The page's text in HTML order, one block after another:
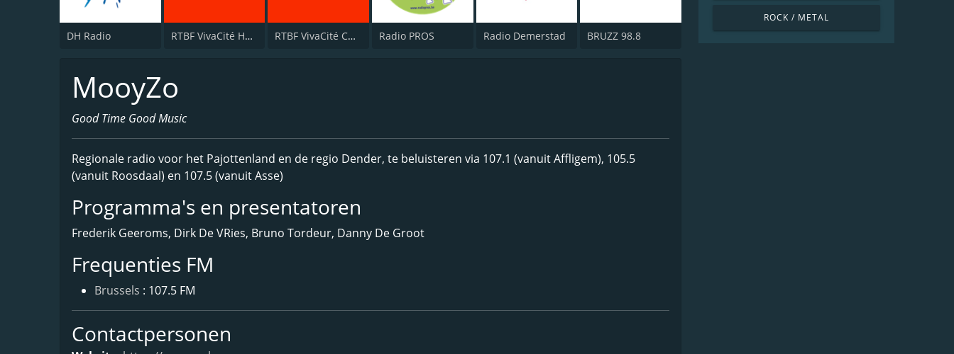
DH Radio RTBF VivaCité Hainaut RTBF VivaCité Charleroi Radio PROS Radio Demerstad BRUZZ 98.8
MooyZo
Good Time Good Music
Regionale radio voor het Pajottenland en de regio Dender, te beluisteren via 107.1 (vanuit Affligem), 105.5
(vanuit Roosdaal) en 107.5 (vanuit Asse)
Programma's en presentatoren
Frederik Geeroms, Dirk De VRies, Bruno Tordeur, Danny De Groot
Frequenties FM
Brussels : 107.5 FM
Contactpersonen
ROCK / METAL